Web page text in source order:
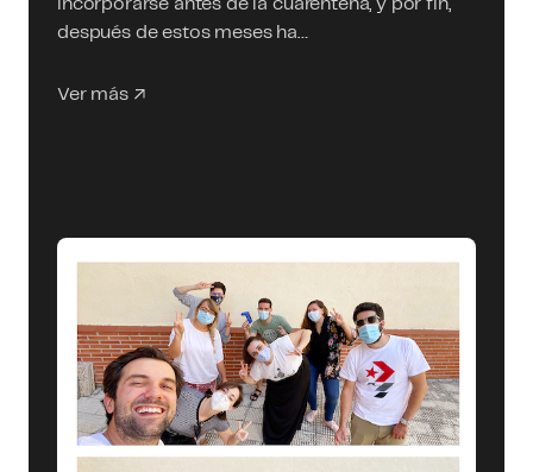
incorporarse antes de la cuarentena, y por fin,
después de estos meses ha…
Ver más